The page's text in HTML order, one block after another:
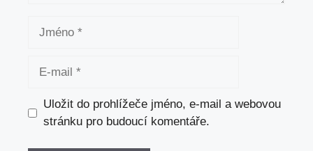
Jméno
Uložit do prohlížeče jméno, e-mail a webovou
stránku pro budoucí komentáře.